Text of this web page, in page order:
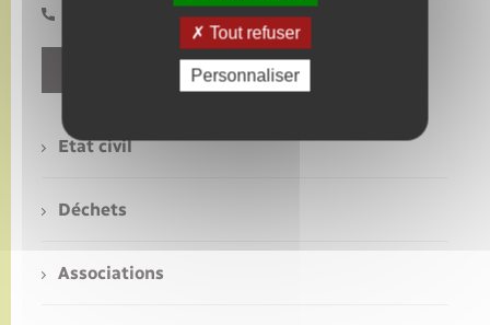
Etat civil
Déchets
Associations
Tout refuser
Personnaliser